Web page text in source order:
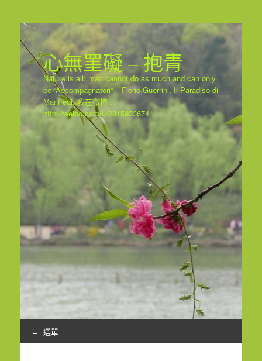
心無罣礙 – 抱青
Nature is all; man cannot do as much and can only
be “Accompagnatori” – Florio Guerrini, Il Paradiso di
Manfredi. 我在微博﹕
http://weibo.com/u/2815933674
選單